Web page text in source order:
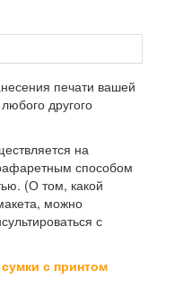
печати вашей
другого
на
способом
(О том, какой
можно
с
с принтом